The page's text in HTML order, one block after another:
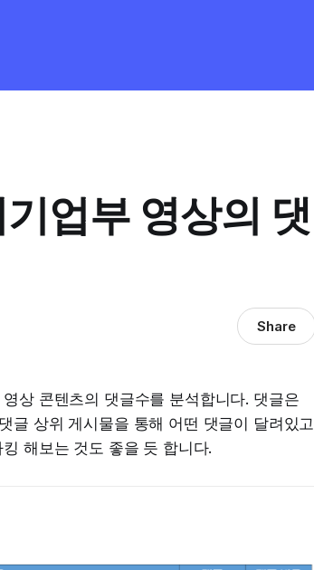
업부 영상의 댓
Share
상 콘텐츠의 댓글수를 분석합니다. 댓글은
글 상위 게시물을 통해 어떤 댓글이 달려있고
해보는 것도 좋을 듯 합니다.